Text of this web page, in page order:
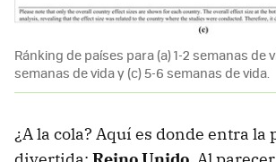
Ránking de países para (a) 1-2 semanas de
semanas de vida y (c) 5-6 semanas de vida.
¿A la cola? Aquí es donde entra la